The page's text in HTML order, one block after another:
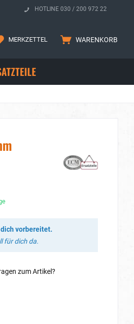
HOTLINE 030 / 200 972 22
WARENKORB
MERKZETTEL
vorbereitet.
für dich da.
zum Artikel?